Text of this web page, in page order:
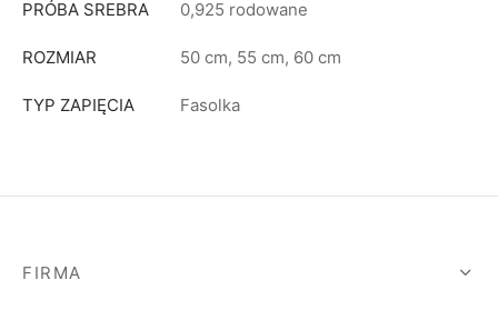
PRÓBA SREBRA 0,925 rodowane
ROZMIAR 50 cm, 55 cm, 60 cm
TYP ZAPIĘCIA Fasolka
FIRMA